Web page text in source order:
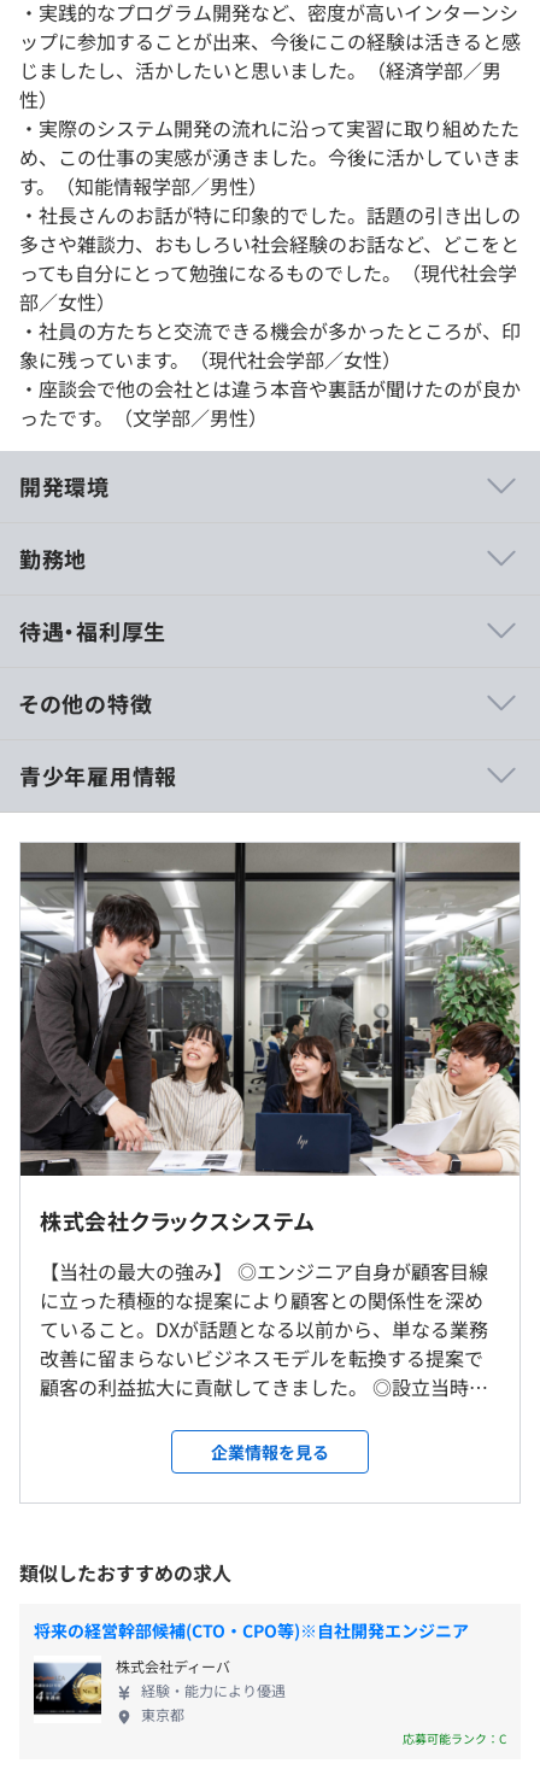
・実践的なプログラム開発など、密度が高いインターンシ
ップに参加することが出来、今後にこの経験は活きると感
じましたし、活かしたいと思いました。（経済学部／男
性）
・実際のシステム開発の流れに沿って実習に取り組めたた
め、この仕事の実感が湧きました。今後に活かしていきま
す。（知能情報学部／男性）
・社長さんのお話が特に印象的でした。話題の引き出しの
多さや雑談力、おもしろい社会経験のお話など、どこをと
っても自分にとって勉強になるものでした。（現代社会学
部／女性）
・社員の方たちと交流できる機会が多かったところが、印
象に残っています。（現代社会学部／女性）
・座談会で他の会社とは違う本音や裏話が聞けたのが良か
ったです。（文学部／男性）
開発環境
Rails、TypeScript(Vue.js))
JavaScript)
賃貸管理業務システム(Java(Spring)、JavaScript)
Python)
販売管理システム開発 (VB.NET、C#.NET)
文書管理システム開発 (VB.NET、C#.NET、ASP.NET)
空港舗装点検システム (VB.NET)
ストックマネジメントシステム (C#.NET)
自治体向け上下水道管理GISシステム(VB.NET)
自治体向け固定資産管理GISシステム(VB.NET)
自治体向け道路情報GISシステム(C#.NET)
各種GISシステム用データ生産
自治体向け水道工事積算CADシステム開発・データ生産・
保守(VB.NET)
鉄道会社向け工事積算システム、事業計画システム開発・
保守(VB.NET)
実行予算管理システム開発(C#.NET)
電力会社向け工事積算システム開発・保守(VB.NET)
■勉強会の開催
・GISや積算システムをはじめ、業務知識を深める勉強会
を実施しています
・エンジニアとしての総合力を身につけるため、ヒアリン
■研修制度（各種技術研修、各種業務分野研修、階層別研
修、管理職研修等）
■資格褒賞金
「全員経営」を掲げており、「こんなことをやりたい、こ
ういう部分をこうしたい」という意見があれば、自分たち
で変えたりつくったりすることがしやすい環境です。
勤務地
受動喫煙防止措置に関する事項
従業員に対する受動喫煙対策：敷地内禁煙
待遇・福利厚生
休憩時間：12:00～13:00（60分）
平均残業時間：平均17時間／月
実施日のみ
インターンのため、ありません
インターンのため、ありません
雇用形態により異なります
雇用関係なし
その他の特徴
青少年雇用情報
過去３年間の新卒採用者数・離職者数
前年度 採用者数14人 離職者数0人
2年度前 採用者数15人 離職者数0人
3年度前 採用者数14人 離職者数1人
過去３年間の新卒採用者数の男女別人数
前年度 男性10人 女性4人
2年度前 男性11人 女性4人
3年度前 男性8人 女性6人
平均勤続年数
6.0年
研修の有無及び内容
■内定者研修
■新入社員研修（基礎研修3カ月、OJT約3カ月）
■階層別研修（技術力、マネジメントスキルUP）
■各種技術研修
■各種業務分野研修
自己啓発支援の有無及びその内容
■外部研修制度
■資格取得勉強会 など
メンター制度の有無
株式会社クラックスシステム
【当社の最大の強み】 ◎エンジニア自身が顧客目線
に立った積極的な提案により顧客との関係性を深め
ていること。DXが話題となる以前から、単なる業務
改善に留まらないビジネスモデルを転換する提案で
顧客の利益拡大に貢献してきました。 ◎設立当時よ
業のグループ会社との取引実績があり、当社のエン
ジニアはさまざまなプロジェクトに裁量を持って参
画できます。またプログラミングのスキルだけではな
当社は大阪本社、東京支社の2拠点で事業を展開する
システム開発会社。従業員の98％がエンジニアとい
うエンジニア中心の会社です。GISシステム、積算シ
ステムを得意とし、オープン系＆Web系システムを
メインの技術領域としていますが、並行して新たな
事業開発にも取り組んでいます。公共系システムを中
心に持続的な成長を遂げて、2001年3月の設立以来24
企業情報を見る
類似したおすすめの求人
将来の経営幹部候補(CTO・CPO等)※自社開発エンジニア
株式会社ディーバ
経験・能力により優遇
東京都
応募可能ランク：C